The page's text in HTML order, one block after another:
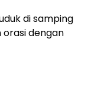
di samping
orasi dengan